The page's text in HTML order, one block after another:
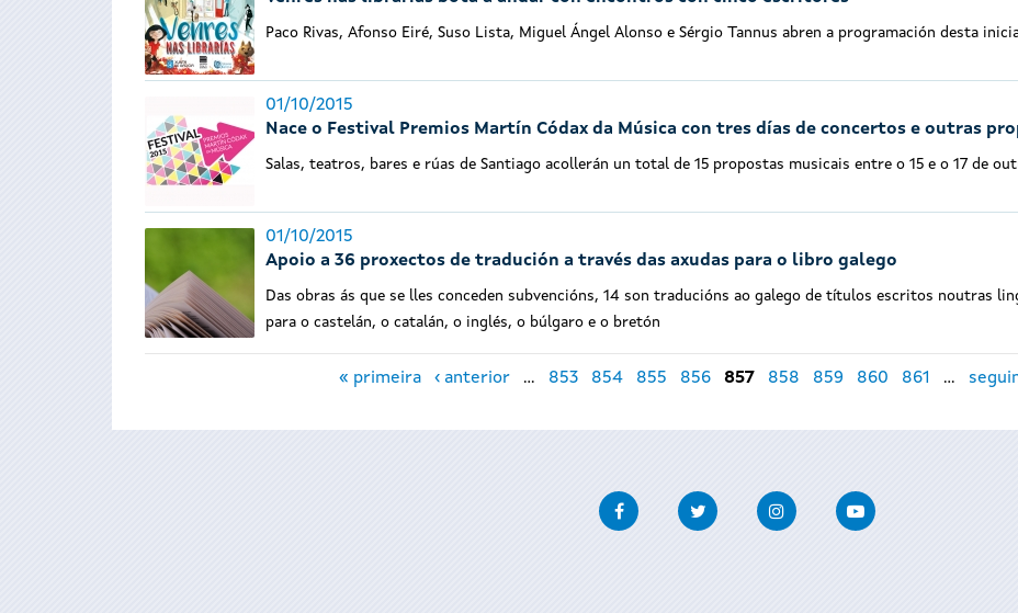
Paco Rivas, Afonso Eiré, Suso Lista, Miguel Ángel Alonso e Sérgio Tannus abren a programación desta
01/10/2015
Nace o Festival Premios Martín Códax da Música con tres días de concertos e outras
Salas, teatros, bares e rúas de Santiago acollerán un total de 15 propostas musicais entre o 15 e o 17 de
01/10/2015
Apoio a 36 proxectos de tradución a través das axudas para o libro galego
Das obras ás que se lles conceden subvencións, 14 son traducións ao galego de títulos escritos noutras
para o castelán, o catalán, o inglés, o búlgaro e o bretón
Páxinas
« primeira ‹ anterior … 853 854 855 856 857 858 859 860 861 …
FacebookTwitter InstagramYoutube